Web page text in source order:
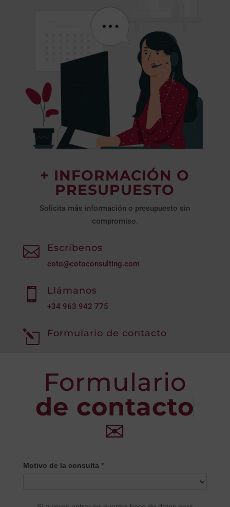
+ INFORMACIÓN O
PRESUPUESTO
Solicita más información o presupuesto sin
compromiso.
 Escríbenos
coto@cotoconsulting.com
 Llámanos
+34 963 942 775
l Formulario de contacto
Formulario
de contacto
✉
CONTACTO
Motivo de la consulta *